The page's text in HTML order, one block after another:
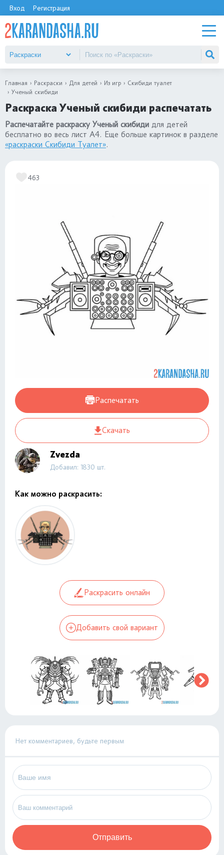
Вход Регистрация
Главная Раскраски Для детей Из игр
Скибиди туалет
Ученый скибиди
Раскраска Ученый скибиди распечатать
Распечатайте раскраску Ученый скибиди для детей
бесплатно во весь лист А4. Еще больше картинок в разделе
«раскраски Скибиди Туалет».
463
Распечатать
Скачать
Zvezda
Добавил: 1830 шт.
Как можно раскрасить:
Раскрасить онлайн
Добавить свой вариант
Нет комментариев, будьте первым
Отправить